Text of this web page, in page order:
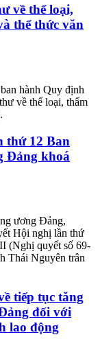
về thể loại,
thể thức văn
hành Quy định
về thể loại, thẩm
thứ 12 Ban
Đảng khoá
ương Đảng,
Hội nghị lần thứ
(Nghị quyết số 69-
Thái Nguyên trân
tiếp tục tăng
đối với
lao động